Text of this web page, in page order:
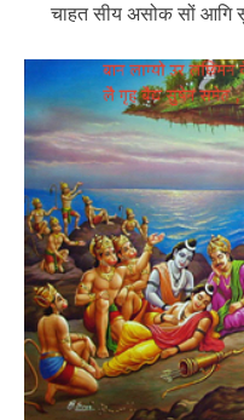
चाहत सीय असोक सों आगि